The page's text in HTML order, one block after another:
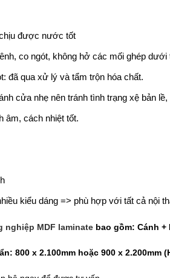
được nước tốt
co ngót, không hở các mối ghép
đã qua xử lý và tẩm trộn hóa chất.
cửa nhẹ nên tránh tình trạng xệ bản
âm, cách nhiệt tốt.
kiểu dáng => phù hợp với tất cả nội
nghiệp MDF laminate bao gồm: Cánh
800 x 2.100mm hoặc 900 x